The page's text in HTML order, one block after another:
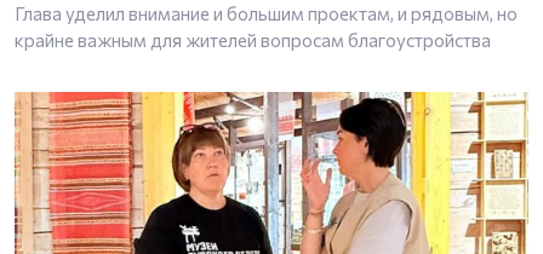
Глава уделил внимание и большим проектам, и рядовым, но
крайне важным для жителей вопросам благоустройства